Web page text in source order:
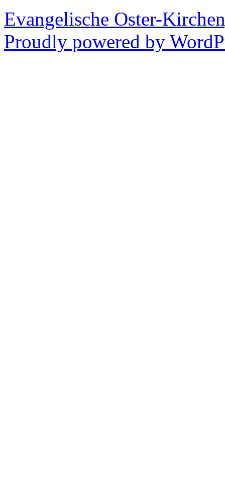
Evangelische Oster-
Proudly powered by